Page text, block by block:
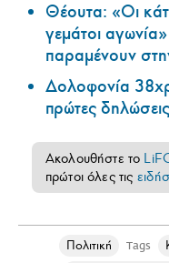
Θέουτα: «Οι
γεμάτοι
παραμένουν
Δολοφονία
πρώτες
Ακολουθήστε το
πρώτοι όλες τις
Πολιτική Tags